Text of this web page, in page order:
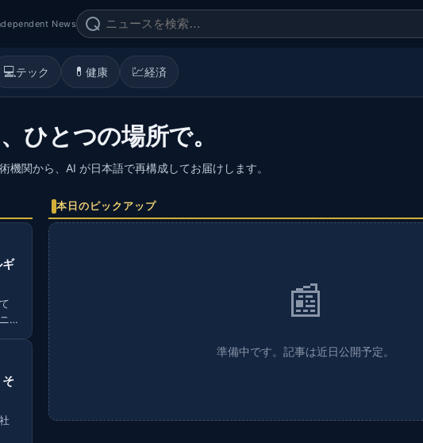
News
💻テック 💊 健康 💹経済
ひとつの場所で。
機関から、AI が日本語で再構成してお届けします。
本日のピックアップ
📰
準備中です。記事は近日公開予定。